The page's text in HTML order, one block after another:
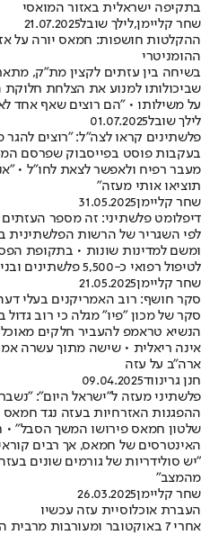
בתקיפה ישראלית באזור המואסי
שחר קליימן,לילך שובל21.07.2025
ההקלטות חושפות: חמאס יורה על
ההומניטרי
בשיחה בין עזתים לקצין מת"ק,
שביכולותו למנוע את הצלחת
על משילותו • "הם רוצים שאף אחד
לילך שובל01.07.2025
פלשתינים קראו לצה"ל: "רוצים
בעקבות פוסט בפייסבוק שפרסם
מעבר רפיח ולאפשר לצאת לחו"ל •
תוציאו אותי מעזה"
שחר קליימן31.05.2025
דיפלומט פלשתיני: זה מספר
לפי השגריר של הרשות הפלשתינית
ומשם למדינות שונות • בתקופת
לטיפול רפואי כ-5,500 פלשתינים ובני משפחותיהם
שחר קליימן21.05.2025
סקר חושף: רוב האמריקנים בעלי
סקר של מכון "פיו" מגלה כי רוב
הנשיא טראמפ להעביר חלקים
אינה ריאלית • שישה מתוך עשרה
ארה"ב על עזה
חנן גרינווד09.04.2025
פלשתיני מעזה ל"ישראל היום":
ההפגנות האזרחיות בעזה נגד
שלטון חמאס פירושו המשך הסבל"
האינטרסים של חמאס, אך רבים
"יש סולידריות של גורמים שונים
מהמצב"
שחר קליימן26.03.2025
העברת אוכלוסיית עזה עכשיו
אחרי 7 באוקטובר ומעורבות